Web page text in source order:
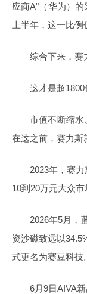
应商A"（华为）的
上半年，这一比
综合下来，赛
这才是超1800
市值不断缩水
在这之前，赛力斯
2023年，赛
10到20万元大众市
2026年5月，
资沙磁致远以
式更名为赛豆科技。
6月9日AIVA